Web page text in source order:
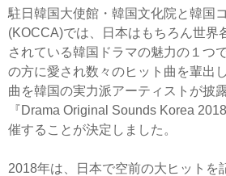
駐日韓国大使館・韓国文化院と韓国
(KOCCA)では、日本はもちろん世界
されている韓国ドラマの魅力の１つ
の方に愛され数々のヒット曲を輩出
曲を韓国の実力派アーティストが披
『Drama Original Sounds Korea
催することが決定しました。
2018年は、日本で空前の大ヒットを